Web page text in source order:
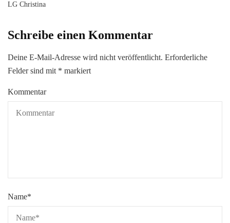
LG Christina
Schreibe einen Kommentar
Deine E-Mail-Adresse wird nicht veröffentlicht. Erforderliche
Felder sind mit * markiert
Kommentar
Name*